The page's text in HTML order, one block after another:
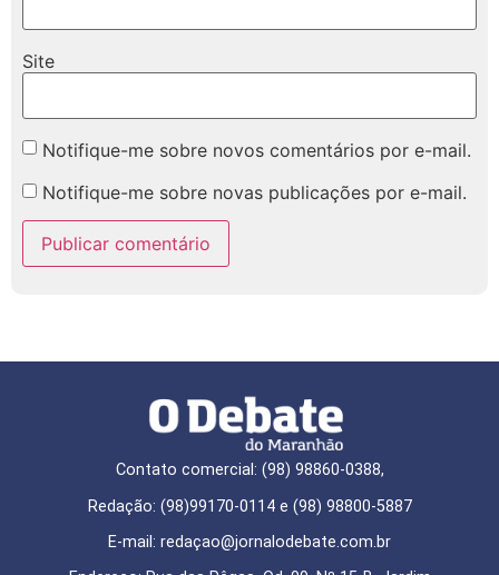
Site
Notifique-me sobre novos comentários por e-mail.
Notifique-me sobre novas publicações por e-mail.
Contato comercial: (98) 98860-0388,
Redação: (98)99170-0114 e (98) 98800-5887
E-mail: redaçao@jornalodebate.com.br